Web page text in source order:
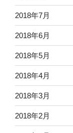
2018年7月
2018年6月
2018年5月
2018年4月
2018年3月
2018年2月